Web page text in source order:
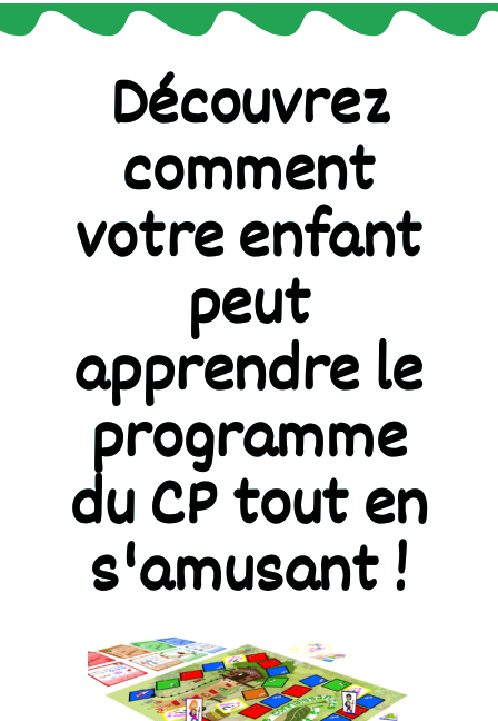
Découvrez
comment
votre enfant
peut
apprendre le
programme
du CP tout en
s'amusant !